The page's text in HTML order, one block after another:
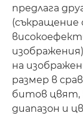
предлага
(съкращение
на
размер в
битов цвят,
диапазон и